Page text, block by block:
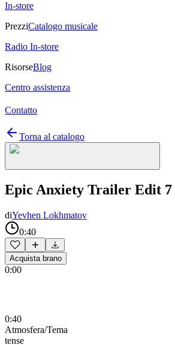
In-store
PrezziCatalogo musicale
Radio In-store
RisorseBlog
Centro assistenza
Contatto
Torna al catalogo
Epic Anxiety Trailer Edit 7
diYevhen Lokhmatov
0:40
Acquista brano
0:00
0:40
Atmosfera/Tema
tense